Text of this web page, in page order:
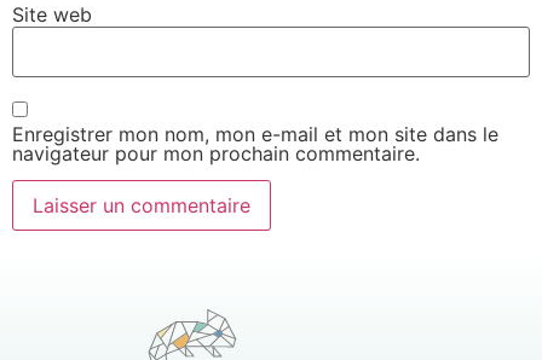
Site web
Enregistrer mon nom, mon e-mail et mon site dans le
navigateur pour mon prochain commentaire.